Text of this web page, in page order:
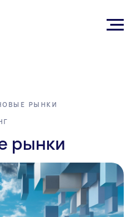
РЫНКИ
рынки